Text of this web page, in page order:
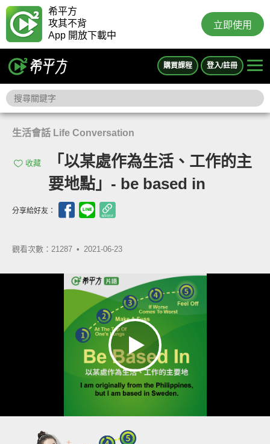
希平方
攻其不背
App 開放下載中
立即使用
購買課程 登入/註冊
生活會話 Life Conversation
收藏
「以某處作為生活、工作的主
要地點」- be based in
分享給好友：
觀看次數：21287 • 2021-06-23